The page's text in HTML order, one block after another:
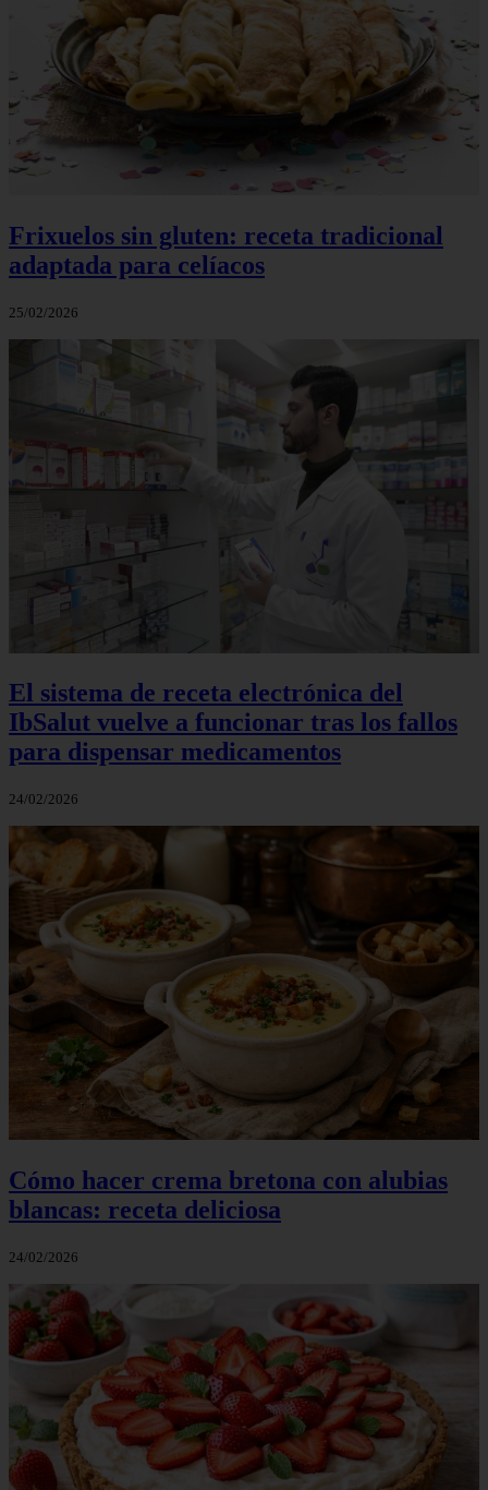
Frixuelos sin gluten: receta tradicional
adaptada para celíacos
25/02/2026
El sistema de receta electrónica del
IbSalut vuelve a funcionar tras los fallos
para dispensar medicamentos
24/02/2026
Cómo hacer crema bretona con alubias
blancas: receta deliciosa
24/02/2026